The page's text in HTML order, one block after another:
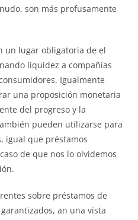
son más profusamente
un lugar obligatoria de el
liquidez a compañías
Igualmente
una proposición monetaria
del progreso y la
pueden utilizarse para
igual que préstamos
de que nos lo olvidemos
sobre préstamos de
an una vista